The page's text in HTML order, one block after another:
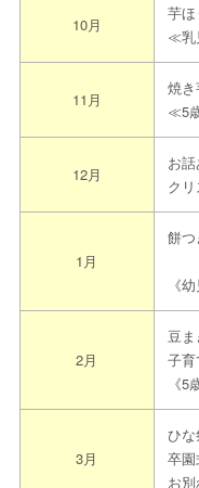
10月
芋ほ
≪乳
11月
焼
≪5
12月
お
ク
1月
餅つ
《
2月
豆ま
子育
《
3月
ひな
卒園
お